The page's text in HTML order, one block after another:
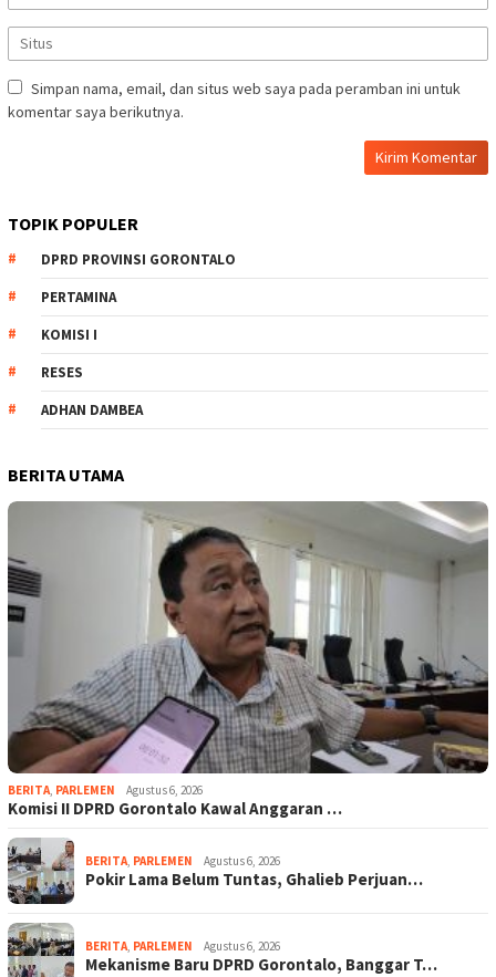
Simpan nama, email, dan situs web saya pada peramban ini untuk
komentar saya berikutnya.
TOPIK POPULER
DPRD PROVINSI GORONTALO
PERTAMINA
KOMISI I
RESES
ADHAN DAMBEA
BERITA UTAMA
BERITA, PARLEMEN Agustus 6, 2026
Komisi II DPRD Gorontalo Kawal Anggaran …
BERITA, PARLEMEN Agustus 6, 2026
Pokir Lama Belum Tuntas, Ghalieb Perjuan…
BERITA, PARLEMEN Agustus 6, 2026
Mekanisme Baru DPRD Gorontalo, Banggar T…